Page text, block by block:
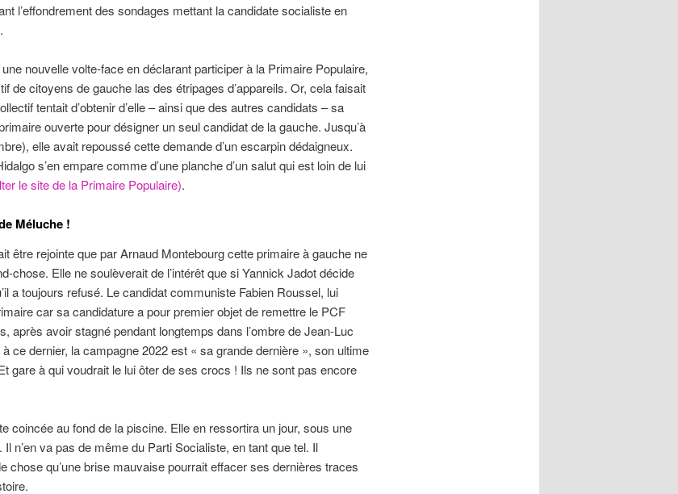
l’effondrement des sondages mettant la candidate socialiste en
nouvelle volte-face en déclarant participer à la Primaire Populaire,
de citoyens de gauche las des étripages d’appareils. Or, cela faisait
tentait d’obtenir d’elle – ainsi que des autres candidats – sa
ouverte pour désigner un seul candidat de la gauche. Jusqu’à
elle avait repoussé cette demande d’un escarpin dédaigneux.
s’en empare comme d’une planche d’un salut qui est loin de lui
le site de la Primaire Populaire).
Méluche !
être rejointe que par Arnaud Montebourg cette primaire à gauche ne
chose. Elle ne soulèverait de l’intérêt que si Yannick Jadot décide
a toujours refusé. Le candidat communiste Fabien Roussel, lui
car sa candidature a pour premier objet de remettre le PCF
après avoir stagné pendant longtemps dans l’ombre de Jean-Luc
ce dernier, la campagne 2022 est « sa grande dernière », son ultime
gare à qui voudrait le lui ôter de ses crocs ! Ils ne sont pas encore
coincée au fond de la piscine. Elle en ressortira un jour, sous une
n’en va pas de même du Parti Socialiste, en tant que tel. Il
chose qu’une brise mauvaise pourrait effacer ses dernières traces